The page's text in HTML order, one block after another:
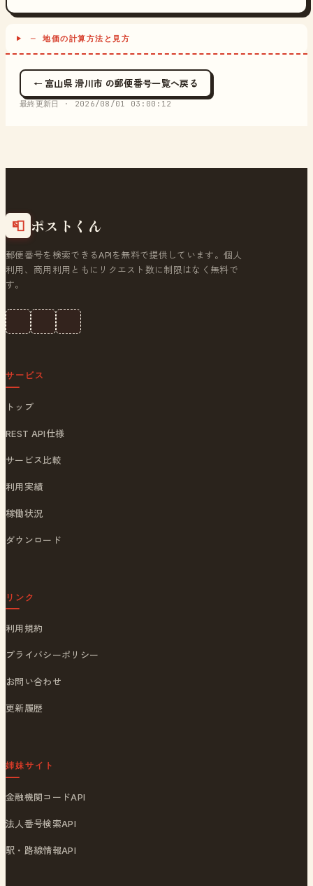
─ 地価の計算方法と見方
← 富山県 滑川市 の郵便番号一覧へ戻る
最終更新日 · 2026/08/01 03:00:12
📮 ポストくん
郵便番号を検索できるAPIを無料で提供しています。個人
利用、商用利用ともにリクエスト数に制限はなく無料で
す。
サービス
トップ
REST API仕様
サービス比較
利用実績
稼働状況
ダウンロード
リンク
利用規約
プライバシーポリシー
お問い合わせ
更新履歴
姉妹サイト
金融機関コードAPI
法人番号検索API
駅・路線情報API